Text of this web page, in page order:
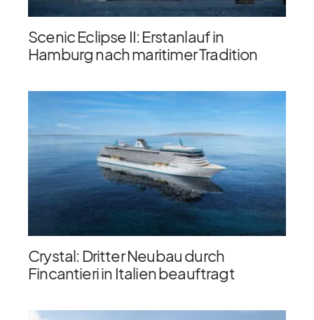
Scenic Eclipse II: Erstanlauf in
Hamburg nach maritimer Tradition
Crystal: Dritter Neubau durch
Fincantieri in Italien beauftragt